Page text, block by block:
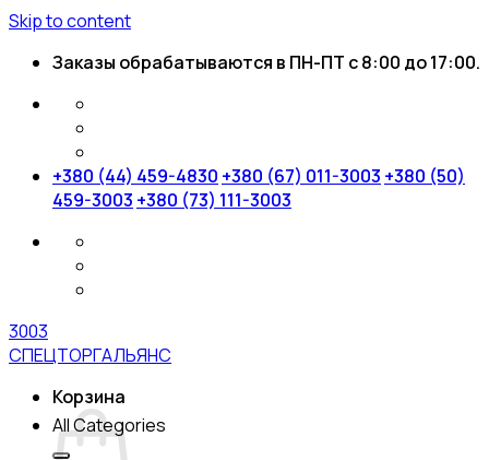
Skip to content
Заказы обрабатываются в ПН-ПТ с 8:00 до 17:00.
+380 (44) 459-4830 +380 (67) 011-3003 +380 (50)
459-3003 +380 (73) 111-3003
3003
СПЕЦТОРГАЛЬЯНС
Корзина
All Categories